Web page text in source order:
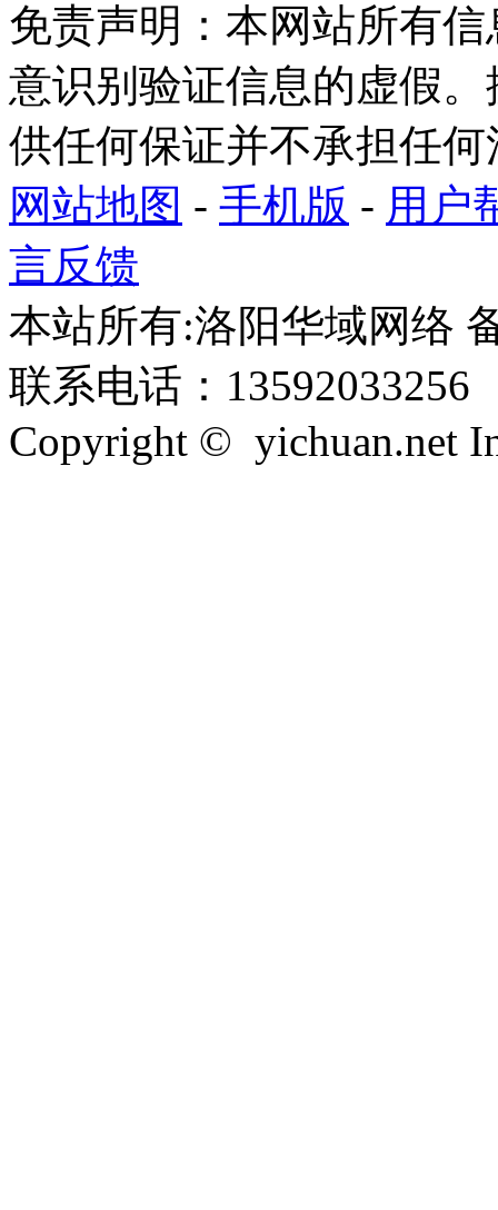
免责声明：本网站所有
意识别验证信息的虚假
供任何保证并不承担任
网站地图 - 手机版 - 用户
言反馈
本站所有:洛阳华域网络
联系电话：13592033256
Copyright © yichuan.net